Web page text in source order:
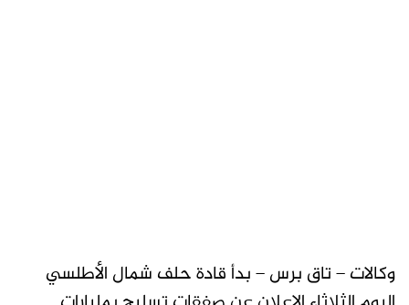
وكالات – تاق برس – بدأ قادة حلف شمال الأطلسي